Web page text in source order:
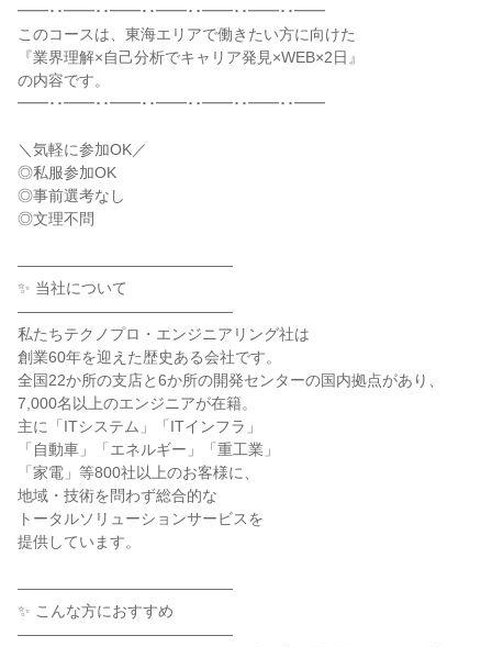
━━･･━━･･━━･･━━･･━━･･━━･･━━
このコースは、東海エリアで働きたい方に向けた
『業界理解×自己分析でキャリア発見×WEB×2日』
の内容です。
━━･･━━･･━━･･━━･･━━･･━━･･━━
＼気軽に参加OK／
◎私服参加OK
◎事前選考なし
◎文理不問
――――――――――――――
✨ 当社について
――――――――――――――
私たちテクノプロ・エンジニアリング社は
創業60年を迎えた歴史ある会社です。
全国22か所の支店と6か所の開発センターの国内拠点があり、
7,000名以上のエンジニアが在籍。
主に「ITシステム」「ITインフラ」
「自動車」「エネルギー」「重工業」
「家電」等800社以上のお客様に、
地域・技術を問わず総合的な
トータルソリューションサービスを
提供しています。
――――――――――――――
✨ こんな方におすすめ
――――――――――――――